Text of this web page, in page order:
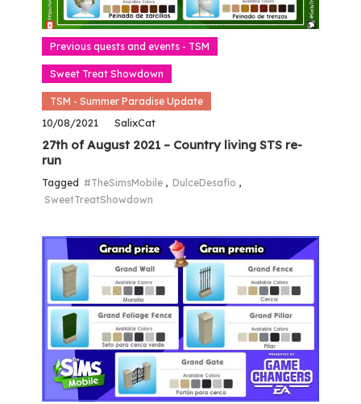
Previous quests and events - TSM
Sweet Treat Showdown
TSM - Summer Paradise Update
10/08/2021 SalixCat
27th of August 2021 – Country living STS re-
run
Tagged #TheSimsMobile , DulceDesafío ,
SweetTreatShowdown